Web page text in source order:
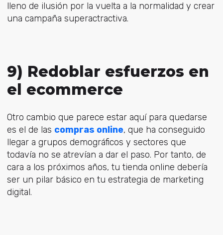
lleno de ilusión por la vuelta a la normalidad y crear
una campaña superactractiva.
9) Redoblar esfuerzos en
el ecommerce
Otro cambio que parece estar aquí para quedarse
es el de las compras online, que ha conseguido
llegar a grupos demográficos y sectores que
todavía no se atrevían a dar el paso. Por tanto, de
cara a los próximos años, tu tienda online debería
ser un pilar básico en tu estrategia de marketing
digital.